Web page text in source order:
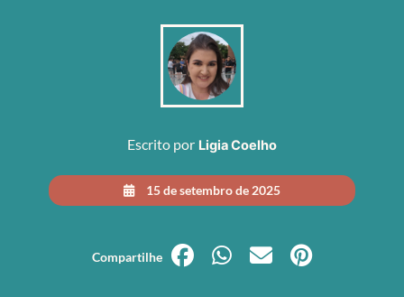
Escrito por Ligia Coelho
15 de setembro de 2025